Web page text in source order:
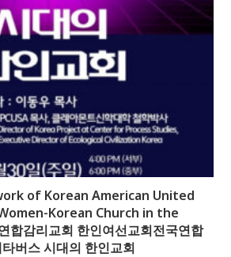
of Korean American United
Korean Church in the
합감리교회 한인여선교회전국연합
버스 시대의 한인교회